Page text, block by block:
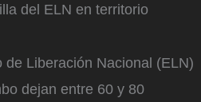
del ELN en territorio
Liberación Nacional (ELN)
dejan entre 60 y 80